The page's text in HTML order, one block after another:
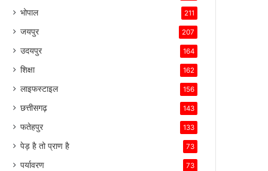
भोपाल 211
जयपुर 207
उदयपुर 164
शिक्षा 162
लाइफस्टाइल 156
छत्तीसगढ़ 143
फतेहपुर 133
पेड़ है तो प्राण है 73
पर्यावरण 73